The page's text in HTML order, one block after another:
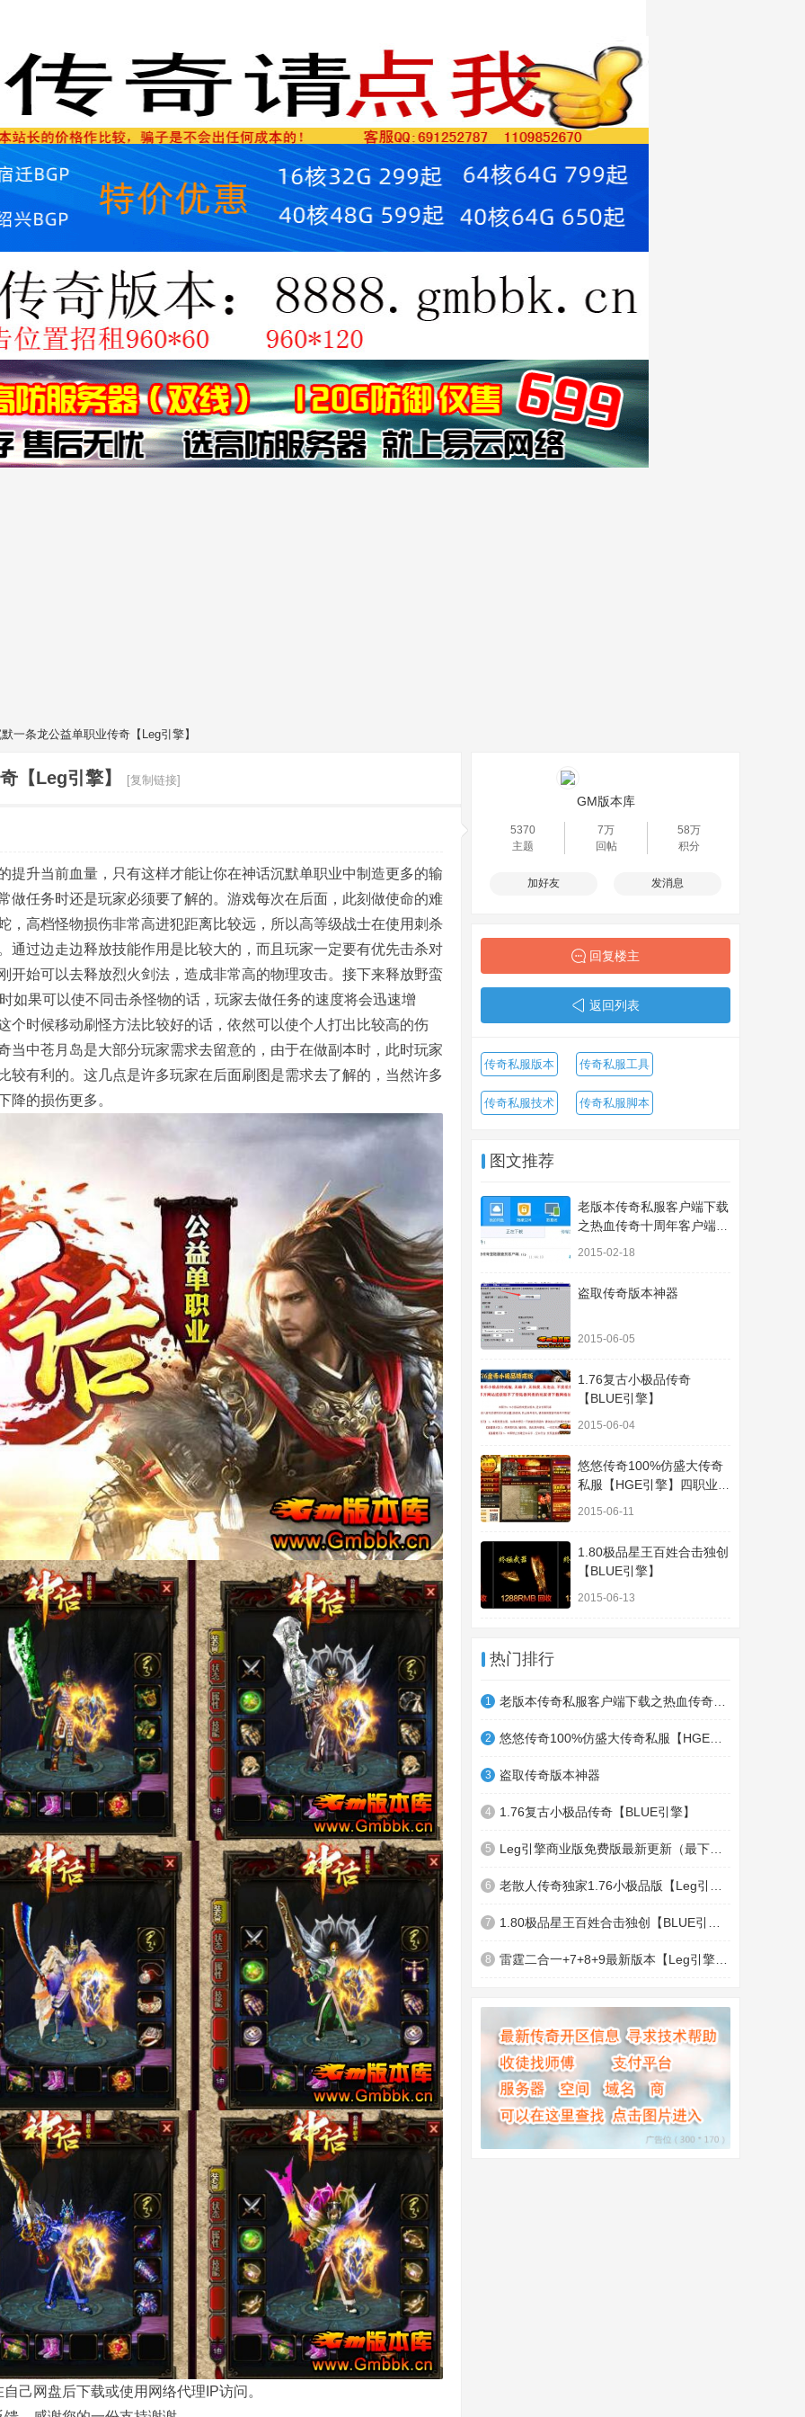
一条龙公益单职业传奇【Leg引擎】
【Leg引擎】 [复制链接]
提升当前血量，只有这样才能让你在神话沉默单职业中制造更多的输
做任务时还是玩家必须要了解的。游戏每次在后面，此刻做使命的难
，高档怪物损伤非常高进犯距离比较远，所以高等级战士在使用刺杀
通过边走边释放技能作用是比较大的，而且玩家一定要有优先击杀对
开始可以去释放烈火剑法，造成非常高的物理攻击。接下来释放野蛮
如果可以使不同击杀怪物的话，玩家去做任务的速度将会迅速增
个时候移动刷怪方法比较好的话，依然可以使个人打出比较高的伤
当中苍月岛是大部分玩家需求去留意的，由于在做副本时，此时玩家
较有利的。这几点是许多玩家在后面刷图是需求去了解的，当然许多
降的损伤更多。
己网盘后下载或使用网络代理IP访问。
GM版本库
5370
主题
7万
回帖
58万
积分
加好友 发消息
回复楼主
返回列表
传奇私服版本 传奇私服工具
传奇私服技术 传奇私服脚本
图文推荐
老版本传奇私服客户端下载
之热血传奇十周年客户端下
2015-02-18
盗取传奇版本神器
2015-06-05
1.76复古小极品传奇
【BLUE引擎】
2015-06-04
悠悠传奇100%仿盛大传奇
私服【HGE引擎】四职业疯
2015-06-11
1.80极品星王百姓合击独创
【BLUE引擎】
2015-06-13
热门排行
1
2
3 盗取传奇版本神器
4 1.76复古小极品传奇【BLUE引擎】
5
6
7
8